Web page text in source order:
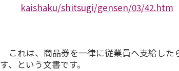
kaishaku/shitsugi/gensen/03/42.htm
これは、商品券を一律に従業員へ支給した
す、という文書です。